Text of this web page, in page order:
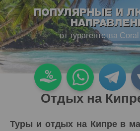
ПОПУЛЯРНЫЕ И
от турагентства Coral
Отдых на
Туры и отдых на Кипре в